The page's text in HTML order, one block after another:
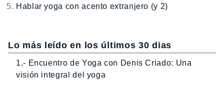
Hablar yoga con acento extranjero (y 2)
Lo más leído en los últimos 30 dias
1.- Encuentro de Yoga con Denis Criado: Una
visión integral del yoga